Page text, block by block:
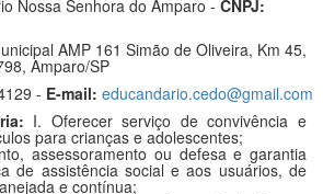
Nossa Senhora do Amparo - CNPJ:
AMP 161 Simão de Oliveira, Km 45,
Amparo/SP
- E-mail: educandario.cedo@gmail.com
I. Oferecer serviço de convivência e
para crianças e adolescentes;
assessoramento ou defesa e garantia
de assistência social e aos usuários, de
e contínua;